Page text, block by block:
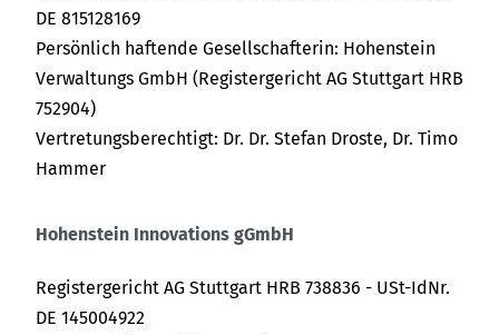
DE 815128169
Persönlich haftende Gesellschafterin: Hohenstein
Verwaltungs GmbH (Registergericht AG Stuttgart HRB
752904)
Vertretungsberechtigt: Dr. Dr. Stefan Droste, Dr. Timo
Hammer
Hohenstein Innovations gGmbH
Registergericht AG Stuttgart HRB 738836 - USt-IdNr.
DE 145004922